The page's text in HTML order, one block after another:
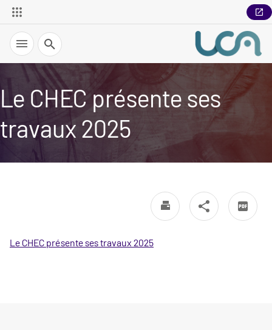
Recherche
Le CHEC présente ses
travaux 2025
Le CHEC présente ses travaux 2025